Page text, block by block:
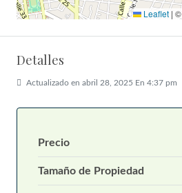
Leaflet | ©
Detalles
Actualizado en abril 28, 2025 En 4:37 pm
Precio
Tamaño de Propiedad